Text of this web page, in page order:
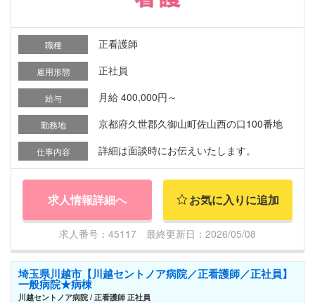
職種 正看護師
雇用形態 正社員
給与 月給 400,000円～
勤務地 京都府久世郡久御山町佐山西の口100番地
仕事内容 詳細は面談時にお伝えいたします。
求人情報詳細へ お気に入りに追加
求人番号：45117 最終更新日：2026/05/08
埼玉県川越市【川越セントノア病院／正看護師／正社員】
一般病院★病棟
川越セントノア病院 / 正看護師 正社員